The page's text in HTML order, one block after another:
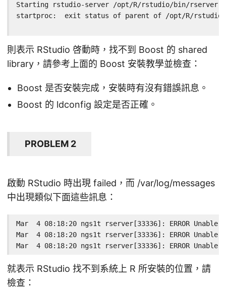
Starting rstudio-server /opt/R/rstudio/bin/rserver:
startproc:  exit status of parent of /opt/R/rstudio/
則表示 RStudio 啓動時，找不到 Boost 的 shared
library，請參考上面的 Boost 安裝教學並檢查：
Boost 是否安裝完成，安裝時有沒有錯誤訊息。
Boost 的 ldconfig 設定是否正確。
PROBLEM 2
啟動 RStudio 時出現 failed，而 /var/log/messages
中出現類似下面這些訊息：
Mar  4 08:18:20 ngs1t rserver[33336]: ERROR
Mar  4 08:18:20 ngs1t rserver[33336]: ERROR
Mar  4 08:18:20 ngs1t rserver[33336]: ERROR
就表示 RStudio 找不到系統上 R 所安裝的位置，請
檢查：